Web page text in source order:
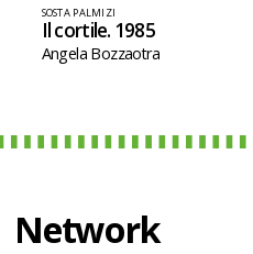
SOSTA PALMIZI
Il cortile. 1985
Angela Bozzaotra
Network